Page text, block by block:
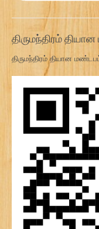
திருமந்திரம்
திருமந்திரம் தியான